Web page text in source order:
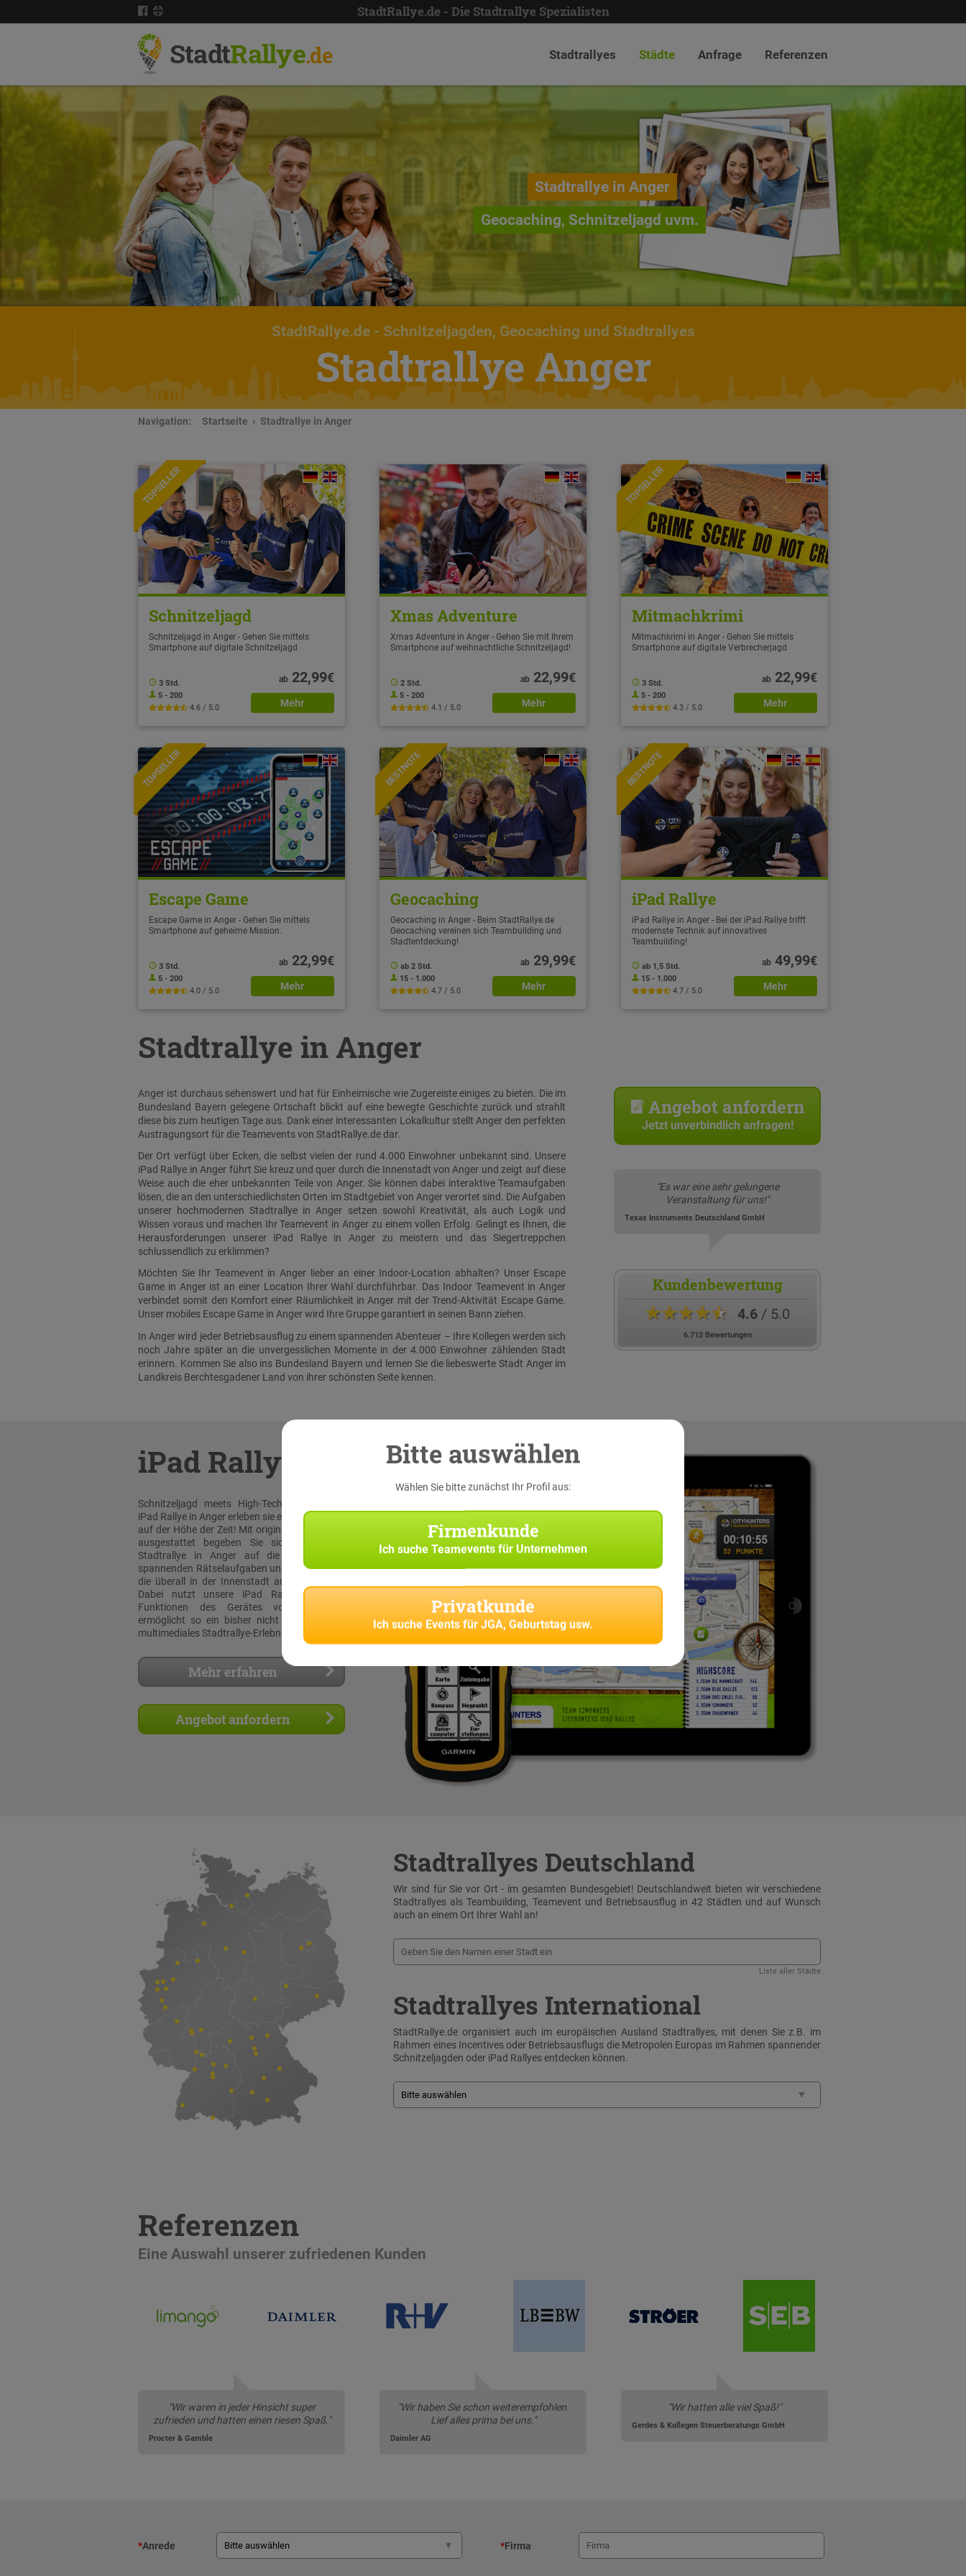
StadtRallye.de - Die Stadtrallye Spezialisten
StadtRallye.de Stadtrallyes Städte Anfrage Referenzen
Stadtrallye in Anger
Geocaching, Schnitzeljagd uvm.
StadtRallye.de- Schnitzeljagden, Geocaching und Stadtrallyes
Stadtrallye Anger
Navigation: Startseite Stadtrallye in Anger
TOPSELLER
Schnitzeljagd
Schnitzeljagd in Anger - Gehen Sie mittels
Smartphone auf digitale Schnitzeljagd
3 Std.
5 - 200
4.6 / 5.0
ab22,99€
Mehr
Xmas Adventure
Xmas Adventure in Anger - Gehen Sie mit Ihrem
Smartphone auf weihnachtliche Schnitzeljagd!
2 Std.
5 - 200
4.1 / 5.0
ab22,99€
Mehr
TOPSELLER
Mitmachkrimi
Mitmachkrimi in Anger - Gehen Sie mittels
Smartphone auf digitale Verbrecherjagd
3 Std.
5 - 200
4.3 / 5.0
ab22,99€
Mehr
NEU
TOPSELLER
Escape Game
Escape Game in Anger - Gehen Sie mittels
Smartphone auf geheime Mission.
3 Std.
5 - 200
4.0 / 5.0
ab22,99€
Mehr
BESTNOTE
Geocaching
Geocaching in Anger - Beim StadtRallye.de
Geocaching vereinen sich Teambuilding und
Stadtentdeckung!
ab 2 Std.
15 - 1.000
4.7 / 5.0
ab29,99€
Mehr
BESTNOTE
iPad Rallye
iPad Rallye in Anger - Bei der iPad Rallye trifft
modernste Technik auf innovatives
Teambuilding!
ab 1,5 Std.
15 - 1.000
4.7 / 5.0
ab49,99€
Mehr
Stadtrallye in Anger
Anger ist durchaus sehenswert und hat für Einheimische wie Zugereiste einiges zu bieten. Die im
Bundesland Bayern gelegene Ortschaft blickt auf eine bewegte Geschichte zurück und strahlt
diese bis zum heutigen Tage aus. Dank einer interessanten Lokalkultur stellt Anger den perfekten
Austragungsort für die Teamevents von StadtRallye.de dar.
Der Ort verfügt über Ecken, die selbst vielen der rund 4.000 Einwohner unbekannt sind. Unsere
iPad Rallye in Anger führt Sie kreuz und quer durch die Innenstadt von Anger und zeigt auf diese
Weise auch die eher unbekannten Teile von Anger. Sie können dabei interaktive Teamaufgaben
lösen, die an den unterschiedlichsten Orten im Stadtgebiet von Anger verortet sind. Die Aufgaben
unserer hochmodernen Stadtrallye in Anger setzen sowohl Kreativität, als auch Logik und
Wissen voraus und machen Ihr Teamevent in Anger zu einem vollen Erfolg. Gelingt es Ihnen, die
Herausforderungen unserer iPad Rallye in Anger zu meistern und das Siegertreppchen
schlussendlich zu erklimmen?
Möchten Sie Ihr Teamevent in Anger lieber an einer Indoor-Location abhalten? Unser Escape
Game in Anger ist an einer Location Ihrer Wahl durchführbar. Das Indoor Teamevent in Anger
verbindet somit den Komfort einer Räumlichkeit in Anger mit der Trend-Aktivität Escape Game.
Unser mobiles Escape Game in Anger wird Ihre Gruppe garantiert in seinen Bann ziehen.
In Anger wird jeder Betriebsausflug zu einem spannenden Abenteuer – Ihre Kollegen werden sich
noch Jahre später an die unvergesslichen Momente in der 4.000 Einwohner zählenden Stadt
erinnern. Kommen Sie also ins Bundesland Bayern und lernen Sie die liebeswerte Stadt Anger im
Landkreis Berchtesgadener Land von ihrer schönsten Seite kennen.
Angebot anfordern
Jetzt unverbindlich anfragen!
"Es war eine sehr gelungene
Veranstaltung für uns!"
Texas Instruments Deutschland GmbH
Kundenbewertung
★★★★★ 4.6/ 5.0
6.712 Bewertungen
iPad Rallye
Schnitzeljagd meets High-Tech: Bei unserer
iPad Rallye in Anger erleben sie eine Stadtrallye
auf der Höhe der Zeit! Mit original Apple iPads
ausgestattet begeben Sie sich bei dieser
Stadtrallye in Anger auf die Suche nach
spannenden Rätselaufgaben und Team-Tasks,
die überall in der Innenstadt auf Sie warten.
Dabei nutzt unsere iPad Rallye App die
Funktionen des Gerätes voll aus und
ermöglicht so ein bisher nicht dagewesenes
multimediales Stadtrallye-Erlebnis!
Mehr erfahren
Angebot anfordern
Stadtrallyes Deutschland
Wir sind für Sie vor Ort - im gesamten Bundesgebiet! Deutschlandweit bieten wir verschiedene
Stadtrallyes als Teambuilding, Teamevent und Betriebsausflug in 42 Städten und auf Wunsch
auch an einem Ort Ihrer Wahl an!
Liste aller Städte
Stadtrallyes International
StadtRallye.de organisiert auch im europäischen Ausland Stadtrallyes, mit denen Sie z.B. im
Rahmen eines Incentives oder Betriebsausflugs die Metropolen Europas im Rahmen spannender
Schnitzeljagden oder iPad Rallyes entdecken können.
Referenzen
Eine Auswahl unserer zufriedenen Kunden
"Wir waren in jeder Hinsicht super
zufrieden und hatten einen riesen Spaß."
Procter & Gamble
"Wir haben Sie schon weiterempfohlen.
Lief alles prima bei uns."
Daimler AG
"Wir hatten alle viel Spaß!"
Gerdes & Kollegen Steuerberatungs GmbH
*Anrede *Firma
Bitte auswählen
Wählen Sie bitte zunächst Ihr Profil aus:
Firmenkunde
Ich suche Teamevents für Unternehmen
Privatkunde
Ich suche Events für JGA, Geburtstag usw.